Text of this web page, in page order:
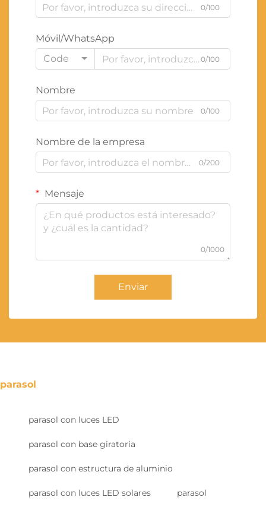
0/100
Móvil/WhatsApp
Code
0/100
Nombre
0/100
Nombre de la empresa
0/200
Mensaje
0/1000
Enviar
parasol
parasol con luces LED
parasol con base giratoria
parasol con estructura de aluminio
parasol con luces LED solares parasol